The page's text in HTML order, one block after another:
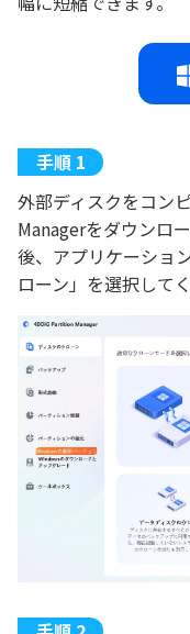
外部ディスクをコン
Managerをダウンロ
後、アプリケーショ
ローン」を選択して